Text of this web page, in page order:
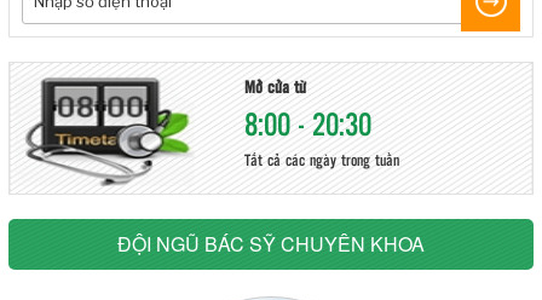
Mở cửa từ
8:00 - 20:30
Tất cả các ngày trong tuần
ĐỘI NGŨ BÁC SỸ CHUYÊN KHOA